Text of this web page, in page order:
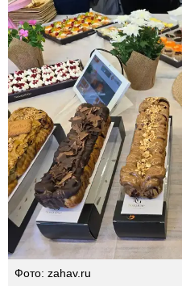
Фото: zahav.ru